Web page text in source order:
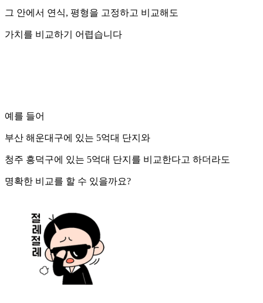
그 안에서 연식, 평형을 고정하고 비교해도
가치를 비교하기 어렵습니다
예를 들어
부산 해운대구에 있는 5억대 단지와
청주 흥덕구에 있는 5억대 단지를 비교한다고 하더라도
명확한 비교를 할 수 있을까요?